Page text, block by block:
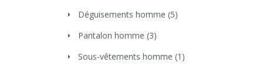
Déguisements homme (5)
Pantalon homme (3)
Sous-vêtements homme (1)